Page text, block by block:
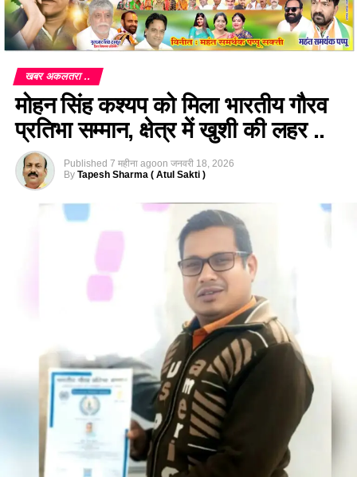
खबर अकलतरा ..
मोहन सिंह कश्यप को मिला भारतीय गौरव
प्रतिभा सम्मान, क्षेत्र में खुशी की लहर ..
Published 7 महीना agoon जनवरी 18, 2026
By Tapesh Sharma ( Atul Sakti )